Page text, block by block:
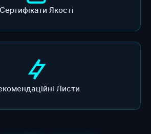
Сертифікати Якості
Листи